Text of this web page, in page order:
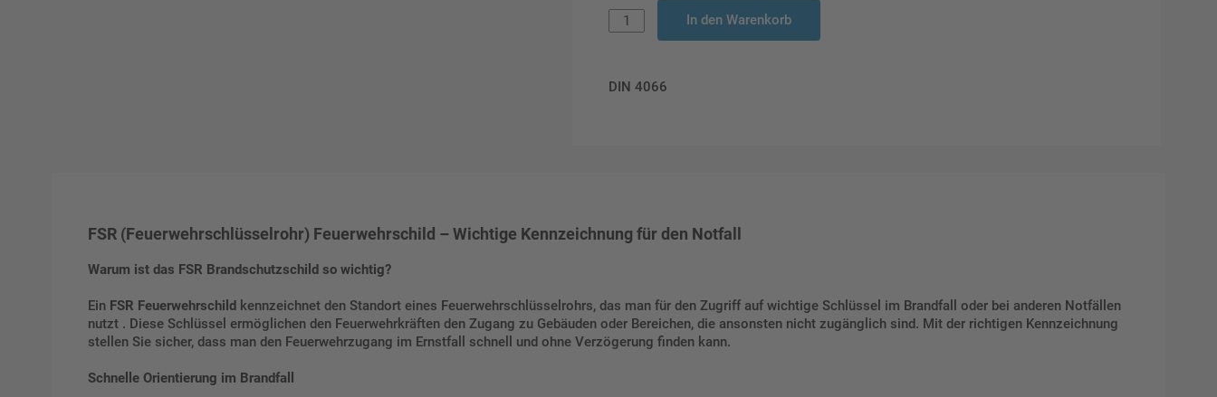
In den Warenkorb
DIN 4066
FSR (Feuerwehrschlüsselrohr) Feuerwehrschild – Wichtige Kennzeichnung für den Notfall
Warum ist das FSR Brandschutzschild so wichtig?
Ein FSR Feuerwehrschild kennzeichnet den Standort eines Feuerwehrschlüsselrohrs, das man für den Zugriff auf wichtige Schlüssel im Brandfall oder bei anderen Notfällen
nutzt . Diese Schlüssel ermöglichen den Feuerwehrkräften den Zugang zu Gebäuden oder Bereichen, die ansonsten nicht zugänglich sind. Mit der richtigen Kennzeichnung
stellen Sie sicher, dass man den Feuerwehrzugang im Ernstfall schnell und ohne Verzögerung finden kann.
Schnelle Orientierung im Brandfall